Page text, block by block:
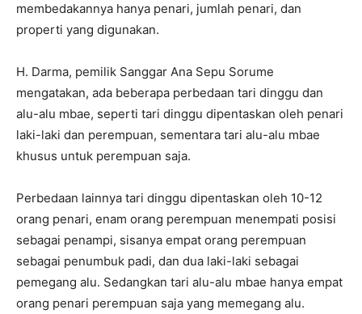
membedakannya hanya penari, jumlah penari, dan
properti yang digunakan.
H. Darma, pemilik Sanggar Ana Sepu Sorume
mengatakan, ada beberapa perbedaan tari dinggu dan
alu-alu mbae, seperti tari dinggu dipentaskan oleh penari
laki-laki dan perempuan, sementara tari alu-alu mbae
khusus untuk perempuan saja.
Perbedaan lainnya tari dinggu dipentaskan oleh 10-12
orang penari, enam orang perempuan menempati posisi
sebagai penampi, sisanya empat orang perempuan
sebagai penumbuk padi, dan dua laki-laki sebagai
pemegang alu. Sedangkan tari alu-alu mbae hanya empat
orang penari perempuan saja yang memegang alu.